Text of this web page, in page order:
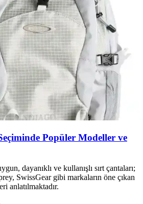
Popüler Modeller ve
dayanıklı ve kullanışlı sırt çantaları;
SwissGear gibi markaların öne çıkan
anlatılmaktadır.